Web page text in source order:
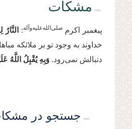
مشکات
پیغمبر اکرم صلی‌الله‌علیه‌و‌آله:
خداوند به وجود تو بر ملائکه
دنبالش نمی‌رود. وَبِهِ یُقْبِلُ اللَّهُ
جستجو در